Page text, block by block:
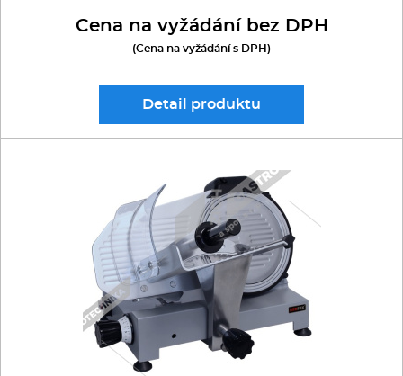
Cena na vyžádání bez DPH
(Cena na vyžádání s DPH)
Detail produktu